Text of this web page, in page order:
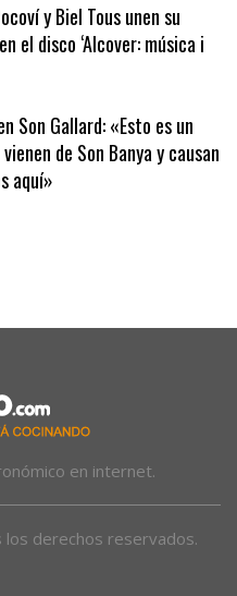
y Biel Tous unen su
el disco ‘Alcover: música i
Son Gallard: «Esto es un
de Son Banya y causan
aquí»
en internet.
derechos reservados.